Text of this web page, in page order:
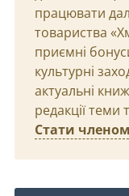
працювати
товариства
приємні
культурні
актуальні
редакції теми
Стати